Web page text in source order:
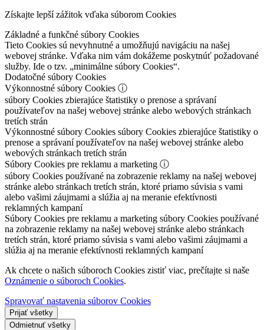
Získajte lepší zážitok vďaka súborom Cookies
Základné a funkčné súbory Cookies
Tieto Cookies sú nevyhnutné a umožňujú navigáciu na našej
webovej stránke. Vďaka nim vám dokážeme poskytnúť požadované
služby. Ide o tzv. „minimálne súbory Cookies“.
Dodatočné súbory Cookies
Výkonnostné súbory Cookies ⓘ
súbory Cookies zbierajúce štatistiky o prenose a správaní
používateľov na našej webovej stránke alebo webových stránkach
tretích strán
Výkonnostné súbory Cookies súbory Cookies zbierajúce štatistiky o
prenose a správaní používateľov na našej webovej stránke alebo
webových stránkach tretích strán
Súbory Cookies pre reklamu a marketing ⓘ
súbory Cookies používané na zobrazenie reklamy na našej webovej
stránke alebo stránkach tretích strán, ktoré priamo súvisia s vami
alebo vašimi záujmami a slúžia aj na meranie efektívnosti
reklamných kampaní
Súbory Cookies pre reklamu a marketing súbory Cookies používané
na zobrazenie reklamy na našej webovej stránke alebo stránkach
tretích strán, ktoré priamo súvisia s vami alebo vašimi záujmami a
slúžia aj na meranie efektívnosti reklamných kampaní
Ak chcete o našich súboroch Cookies zistiť viac, prečítajte si naše
Oznámenie o súboroch Cookies.
Spravovať nastavenia súborov Cookies
Prijať všetky
Odmietnuť všetky